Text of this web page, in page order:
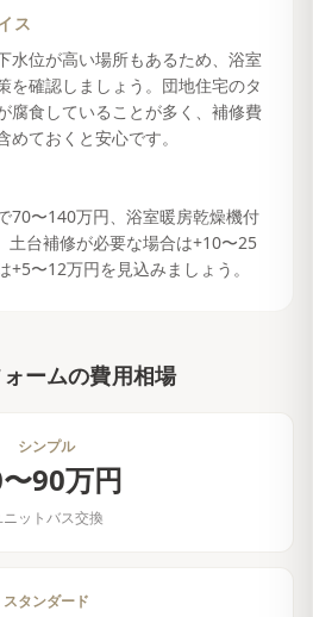
ス
水位が高い場所もあるため、浴室
を確認しましょう。団地住宅のタ
腐食していることが多く、補修費
ておくと安心です。
70〜140万円、浴室暖房乾燥機付
土台補修が必要な場合は+10〜25
〜12万円を見込みましょう。
ームの費用相場
シンプル
90万円
ニットバス交換
スタンダード